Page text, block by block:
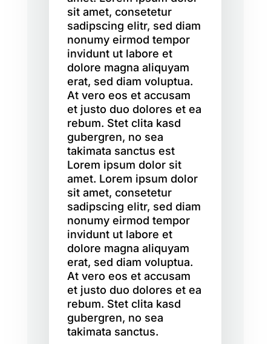
sit amet, consetetur
sadipscing elitr, sed diam
nonumy eirmod tempor
invidunt ut labore et
dolore magna aliquyam
erat, sed diam voluptua.
At vero eos et accusam
et justo duo dolores et ea
rebum. Stet clita kasd
gubergren, no sea
takimata sanctus est
Lorem ipsum dolor sit
amet. Lorem ipsum dolor
sit amet, consetetur
sadipscing elitr, sed diam
nonumy eirmod tempor
invidunt ut labore et
dolore magna aliquyam
erat, sed diam voluptua.
At vero eos et accusam
et justo duo dolores et ea
rebum. Stet clita kasd
gubergren, no sea
takimata sanctus.